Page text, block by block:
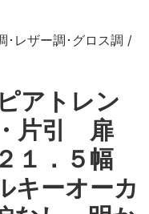
･レザー調･グロス調 /
アトレン
片引 扉
１．５幅
キーオーカ